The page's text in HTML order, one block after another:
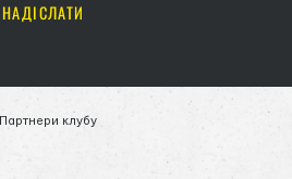
НАДІСЛАТИ
Партнери клубу